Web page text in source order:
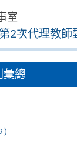
室
2次代理教師
彙總
)